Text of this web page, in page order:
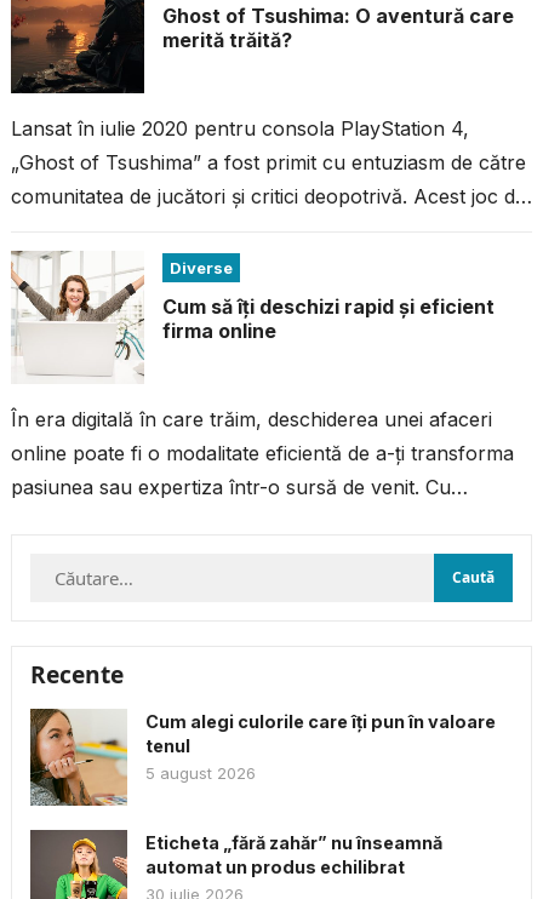
Ghost of Tsushima: O aventură care
merită trăită?
Lansat în iulie 2020 pentru consola PlayStation 4,
„Ghost of Tsushima” a fost primit cu entuziasm de către
comunitatea de jucători și critici deopotrivă. Acest joc de
Diverse
Cum să îți deschizi rapid și eficient
firma online
În era digitală în care trăim, deschiderea unei afaceri
online poate fi o modalitate eficientă de a-ți transforma
pasiunea sau expertiza într-o sursă de venit. Cu
Caută
Recente
Cum alegi culorile care îți pun în valoare
tenul
5 august 2026
Eticheta „fără zahăr” nu înseamnă
automat un produs echilibrat
30 iulie 2026